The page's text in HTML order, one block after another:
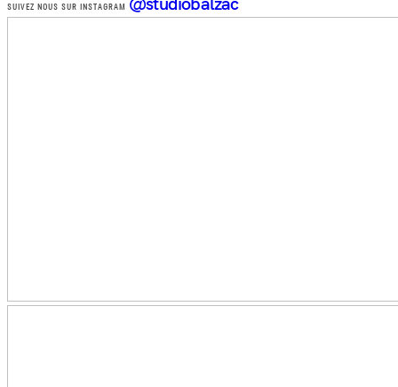
SUIVEZ NOUS SUR INSTAGRAM